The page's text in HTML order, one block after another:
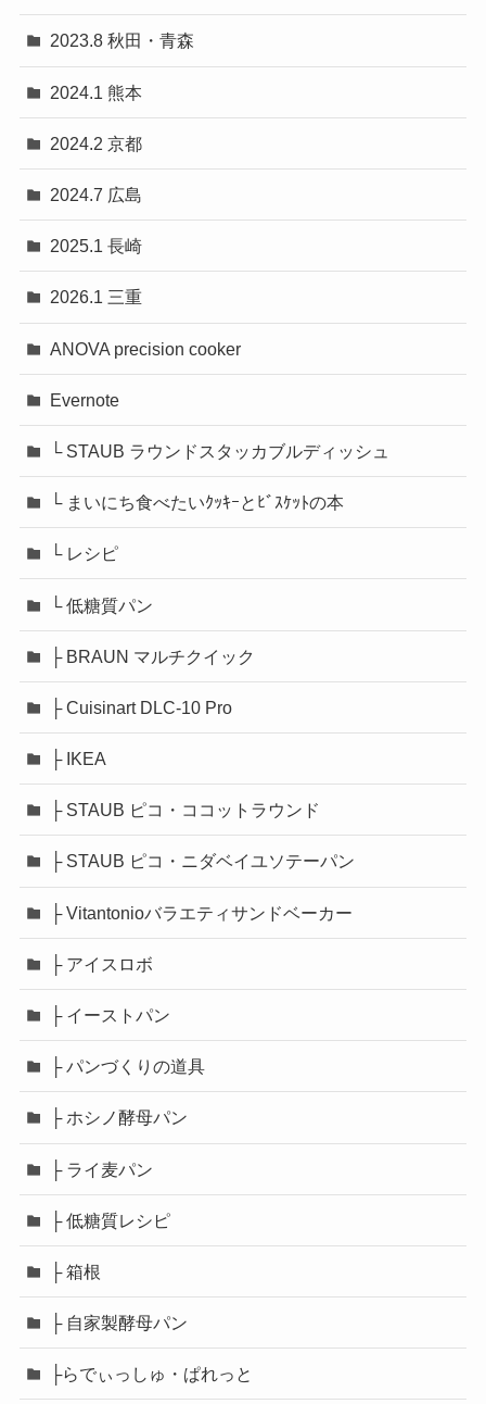
2023.8 秋田・青森
2024.1 熊本
2024.2 京都
2024.7 広島
2025.1 長崎
2026.1 三重
ANOVA precision cooker
Evernote
└ STAUB ラウンドスタッカブルディッシュ
└ まいにち食べたいｸｯｷｰとﾋﾞｽｹｯﾄの本
└ レシピ
└ 低糖質パン
├ BRAUN マルチクイック
├ Cuisinart DLC-10 Pro
├ IKEA
├ STAUB ピコ・ココットラウンド
├ STAUB ピコ・ニダベイユソテーパン
├ Vitantonioバラエティサンドベーカー
├ アイスロボ
├ イーストパン
├ パンづくりの道具
├ ホシノ酵母パン
├ ライ麦パン
├ 低糖質レシピ
├ 箱根
├ 自家製酵母パン
├らでぃっしゅ・ぱれっと